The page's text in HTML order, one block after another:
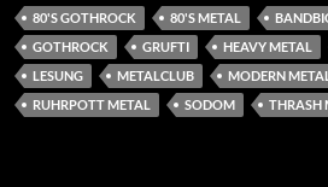
80'S GOTHROCK 80'S METAL
GOTHROCK
GRUFTI HEAVY METAL
LESUNG
METALCLUB MODERN
RUHRPOTT METAL
SODOM THRASH